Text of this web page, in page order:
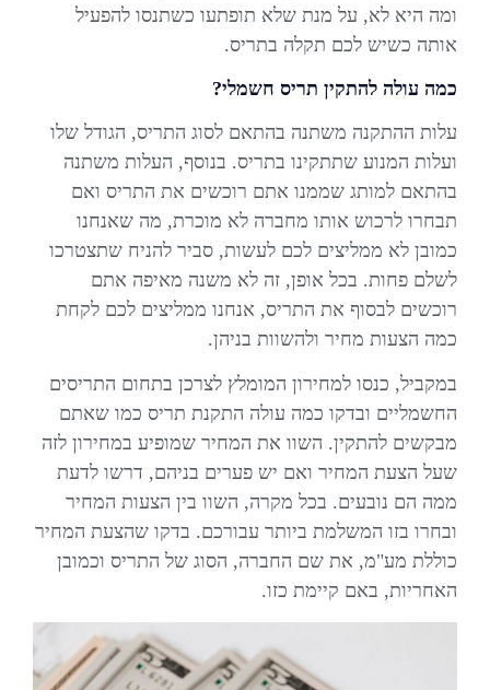
ומה היא לא, על מנת שלא תופתעו כשתנסו להפעיל
אותה כשיש לכם תקלה בתריס.
כמה עולה להתקין תריס חשמלי?
עלות ההתקנה משתנה בהתאם לסוג התריס, הגודל שלו
ועלות המנוע שתתקינו בתריס. בנוסף, העלות משתנה
בהתאם למותג שממנו אתם רוכשים את התריס ואם
תבחרו לרכוש אותו מחברה לא מוכרת, מה שאנחנו
כמובן לא ממליצים לכם לעשות, סביר להניח שתצטרכו
לשלם פחות. בכל אופן, זה לא משנה מאיפה אתם
רוכשים לבסוף את התריס, אנחנו ממליצים לכם לקחת
כמה הצעות מחיר ולהשוות בניהן.
במקביל, כנסו למחירון המומלץ לצרכן בתחום התריסים
החשמליים ובדקו כמה עולה התקנת תריס כמו שאתם
מבקשים להתקין. השוו את המחיר שמופיע במחירון לזה
שעל הצעת המחיר ואם יש פערים בניהם, דרשו לדעת
ממה הם נובעים. בכל מקרה, השוו בין הצעות המחיר
ובחרו בזו המשלמת ביותר עבורכם. בדקו שהצעת המחיר
כוללת מע"מ, את שם החברה, הסוג של התריס וכמובן
האחריות, באם קיימת כזו.